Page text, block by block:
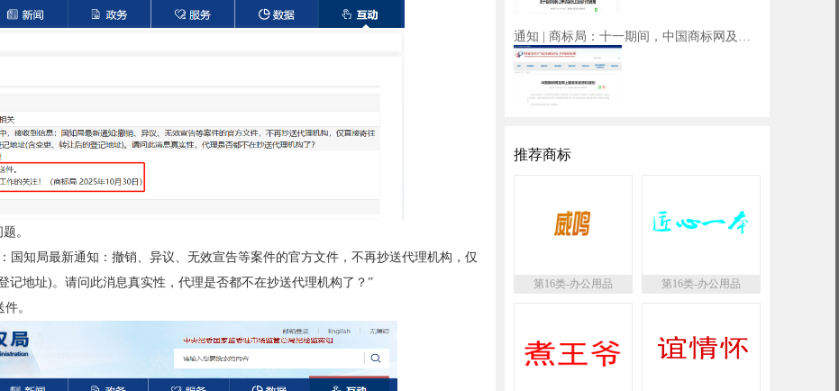
。
知局最新通知：撤销、异议、无效宣告等案件的官方文件，不再抄送代理机构，仅
记地址)。请问此消息真实性，代理是否都不在抄送代理机构了？”
。
通知 | 商标局：十一期间，中国商标网及网上服务系统停止对外服务
推荐商标
第16类-办公用品 第16类-办公用品